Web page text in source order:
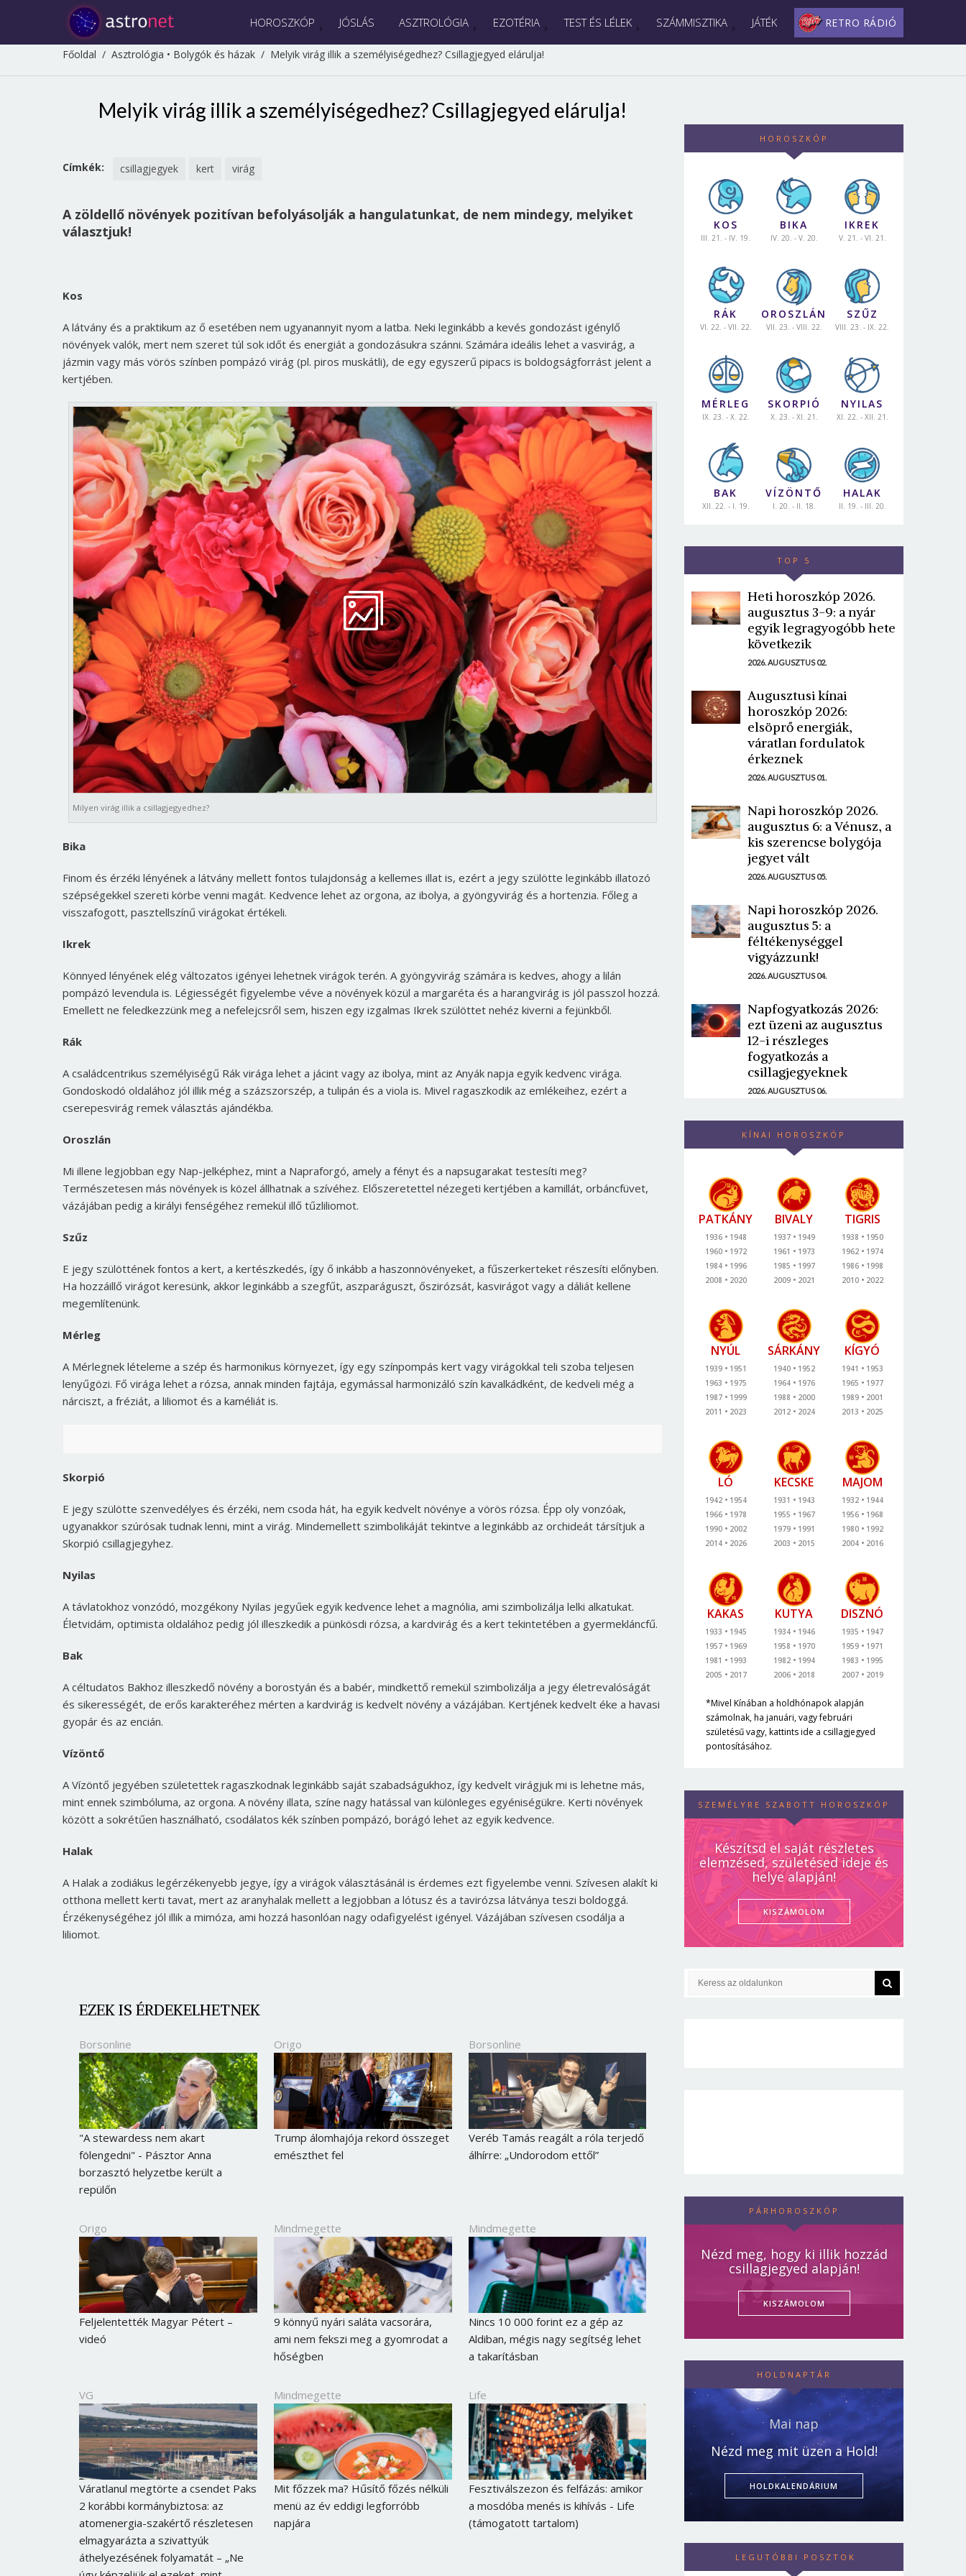
HOROSZKÓP JÓSLÁS ASZTROLÓGIA EZOTÉRIA TEST ÉS LÉLEK SZÁMMISZTIKA JÁTÉK RETRO RÁDIÓ
Főoldal / Asztrológia • Bolygók és házak / Melyik virág illik a személyiségedhez? Csillagjegyed elárulja!
Melyik virág illik a személyiségedhez? Csillagjegyed elárulja!
Címkék: csillagjegyek kert virág
A zöldellő növények pozitívan befolyásolják a hangulatunkat, de nem mindegy, melyiket
választjuk!
Kos
A látvány és a praktikum az ő esetében nem ugyanannyit nyom a latba. Neki leginkább a kevés gondozást igénylő
növények valók, mert nem szeret túl sok időt és energiát a gondozásukra szánni. Számára ideális lehet a vasvirág, a
jázmin vagy más vörös színben pompázó virág (pl. piros muskátli), de egy egyszerű pipacs is boldogságforrást jelent a
kertjében.
Milyen virág illik a csillagjegyedhez?
Bika
Finom és érzéki lényének a látvány mellett fontos tulajdonság a kellemes illat is, ezért a jegy szülötte leginkább illatozó
szépségekkel szereti körbe venni magát. Kedvence lehet az orgona, az ibolya, a gyöngyvirág és a hortenzia. Főleg a
visszafogott, pasztellszínű virágokat értékeli.
Ikrek
Könnyed lényének elég változatos igényei lehetnek virágok terén. A gyöngyvirág számára is kedves, ahogy a lilán
pompázó levendula is. Légiességét figyelembe véve a növények közül a margaréta és a harangvirág is jól passzol hozzá.
Emellett ne feledkezzünk meg a nefelejcsről sem, hiszen egy izgalmas Ikrek szülöttet nehéz kiverni a fejünkből.
Rák
A családcentrikus személyiségű Rák virága lehet a jácint vagy az ibolya, mint az Anyák napja egyik kedvenc virága.
Gondoskodó oldalához jól illik még a százszorszép, a tulipán és a viola is. Mivel ragaszkodik az emlékeihez, ezért a
cserepesvirág remek választás ajándékba.
Oroszlán
Mi illene legjobban egy Nap-jelképhez, mint a Napraforgó, amely a fényt és a napsugarakat testesíti meg?
Természetesen más növények is közel állhatnak a szívéhez. Előszeretettel nézegeti kertjében a kamillát, orbáncfüvet,
vázájában pedig a királyi fenségéhez remekül illő tűzliliomot.
Szűz
E jegy szülöttének fontos a kert, a kertészkedés, így ő inkább a haszonnövényeket, a fűszerkerteket részesíti előnyben.
Ha hozzáillő virágot keresünk, akkor leginkább a szegfűt, aszparáguszt, őszirózsát, kasvirágot vagy a dáliát kellene
megemlítenünk.
Mérleg
A Mérlegnek lételeme a szép és harmonikus környezet, így egy színpompás kert vagy virágokkal teli szoba teljesen
lenyűgözi. Fő virága lehet a rózsa, annak minden fajtája, egymással harmonizáló szín kavalkádként, de kedveli még a
nárciszt, a fréziát, a liliomot és a kaméliát is.
Skorpió
E jegy szülötte szenvedélyes és érzéki, nem csoda hát, ha egyik kedvelt növénye a vörös rózsa. Épp oly vonzóak,
ugyanakkor szúrósak tudnak lenni, mint a virág. Mindemellett szimbolikáját tekintve a leginkább az orchideát társítjuk a
Skorpió csillagjegyhez.
Nyilas
A távlatokhoz vonzódó, mozgékony Nyilas jegyűek egyik kedvence lehet a magnólia, ami szimbolizálja lelki alkatukat.
Életvidám, optimista oldalához pedig jól illeszkedik a pünkösdi rózsa, a kardvirág és a kert tekintetében a gyermekláncfű.
Bak
A céltudatos Bakhoz illeszkedő növény a borostyán és a babér, mindkettő remekül szimbolizálja a jegy életrevalóságát
és sikerességét, de erős karakteréhez mérten a kardvirág is kedvelt növény a vázájában. Kertjének kedvelt éke a havasi
gyopár és az encián.
Vízöntő
A Vízöntő jegyében születettek ragaszkodnak leginkább saját szabadságukhoz, így kedvelt virágjuk mi is lehetne más,
mint ennek szimbóluma, az orgona. A növény illata, színe nagy hatással van különleges egyéniségükre. Kerti növények
között a sokrétűen használható, csodálatos kék színben pompázó, borágó lehet az egyik kedvence.
Halak
A Halak a zodiákus legérzékenyebb jegye, így a virágok választásánál is érdemes ezt figyelembe venni. Szívesen alakít ki
otthona mellett kerti tavat, mert az aranyhalak mellett a legjobban a lótusz és a tavirózsa látványa teszi boldoggá.
Érzékenységéhez jól illik a mimóza, ami hozzá hasonlóan nagy odafigyelést igényel. Vázájában szívesen csodálja a
liliomot.
EZEK IS ÉRDEKELHETNEK
Borsonline
"A stewardess nem akart
fölengedni" - Pásztor Anna
borzasztó helyzetbe került a
repülőn
Origo
Trump álomhajója rekord összeget
emészthet fel
Borsonline
Veréb Tamás reagált a róla terjedő
álhírre: „Undorodom ettől”
Origo
Feljelentették Magyar Pétert –
videó
Mindmegette
9 könnyű nyári saláta vacsorára,
ami nem fekszi meg a gyomrodat a
hőségben
Mindmegette
Nincs 10 000 forint ez a gép az
Aldiban, mégis nagy segítség lehet
a takarításban
VG
Váratlanul megtörte a csendet Paks
2 korábbi kormánybiztosa: az
atomenergia-szakértő részletesen
elmagyarázta a szivattyúk
áthelyezésének folyamatát – „Ne
Mindmegette
Mit főzzek ma? Hűsítő főzés nélküli
menü az év eddigi legforróbb
napjára
Life
Fesztiválszezon és felfázás: amikor
a mosdóba menés is kihívás - Life
(támogatott tartalom)
HOROSZKÓP
KOS
III. 21. - IV. 19.
BIKA
IV. 20. - V. 20.
IKREK
V. 21. - VI. 21.
RÁK
VI. 22. - VII. 22.
OROSZLÁN
VII. 23. - VIII. 22.
SZŰZ
VIII. 23. - IX. 22.
MÉRLEG
IX. 23. - X. 22.
SKORPIÓ
X. 23. - XI. 21.
NYILAS
XI. 22. - XII. 21.
BAK
XII. 22. - I. 19.
VÍZÖNTŐ
I. 20. - II. 18.
HALAK
II. 19. - III. 20.
TOP 5
Heti horoszkóp 2026.
augusztus 3-9: a nyár
egyik legragyogóbb hete
következik
2026. AUGUSZTUS 02.
Augusztusi kínai
horoszkóp 2026:
elsöprő energiák,
váratlan fordulatok
érkeznek
2026. AUGUSZTUS 01.
Napi horoszkóp 2026.
augusztus 6: a Vénusz, a
kis szerencse bolygója
jegyet vált
2026. AUGUSZTUS 05.
Napi horoszkóp 2026.
augusztus 5: a
féltékenységgel
vigyázzunk!
2026. AUGUSZTUS 04.
Napfogyatkozás 2026:
ezt üzeni az augusztus
12-i részleges
fogyatkozás a
csillagjegyeknek
2026. AUGUSZTUS 06.
KÍNAI HOROSZKÓP
PATKÁNY
1936
1948
1960
1972
1984
1996
2008
2020
BIVALY
1937
1949
1961
1973
1985
1997
2009
2021
TIGRIS
1938
1950
1962
1974
1986
1998
2010
2022
NYÚL
1939
1951
1963
1975
1987
1999
2011
2023
SÁRKÁNY
1940
1952
1964
1976
1988
2000
2012
2024
KÍGYÓ
1941
1953
1965
1977
1989
2001
2013
2025
LÓ
1942
1954
1966
1978
1990
2002
2014
2026
KECSKE
1931
1943
1955
1967
1979
1991
2003
2015
MAJOM
1932
1944
1956
1968
1980
1992
2004
2016
KAKAS
1933
1945
1957
1969
1981
1993
2005
2017
KUTYA
1934
1946
1958
1970
1982
1994
2006
2018
DISZNÓ
1935
1947
1959
1971
1983
1995
2007
2019
*Mivel Kínában a holdhónapok alapján
számolnak, ha januári, vagy februári
születésű vagy, kattints ide a csillagjegyed
pontosításához.
SZEMÉLYRE SZABOTT HOROSZKÓP
Készítsd el saját részletes
elemzésed, születésed ideje és
helye alapján!
KISZÁMOLOM
PÁRHOROSZKÓP
Nézd meg, hogy ki illik hozzád
csillagjegyed alapján!
KISZÁMOLOM
HOLDNAPTÁR
Mai nap
Nézd meg mit üzen a Hold!
HOLDKALENDÁRIUM
LEGUTÓBBI POSZTOK
Borsonline bejelentkezés
Jelszó
Mégse Bejelentkezés